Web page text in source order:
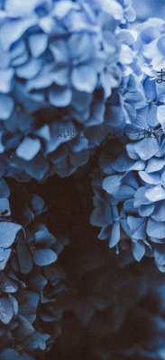
気弱な敗者が行う投